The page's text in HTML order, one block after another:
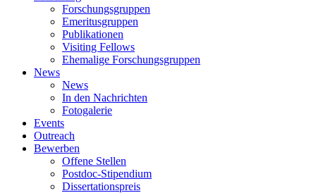
Forschungsgruppen
Emeritusgruppen
Publikationen
Visiting Fellows
Ehemalige Forschungsgruppen
News
News
In den Nachrichten
Fotogalerie
Events
Outreach
Bewerben
Offene Stellen
Postdoc-Stipendium
Dissertationspreis